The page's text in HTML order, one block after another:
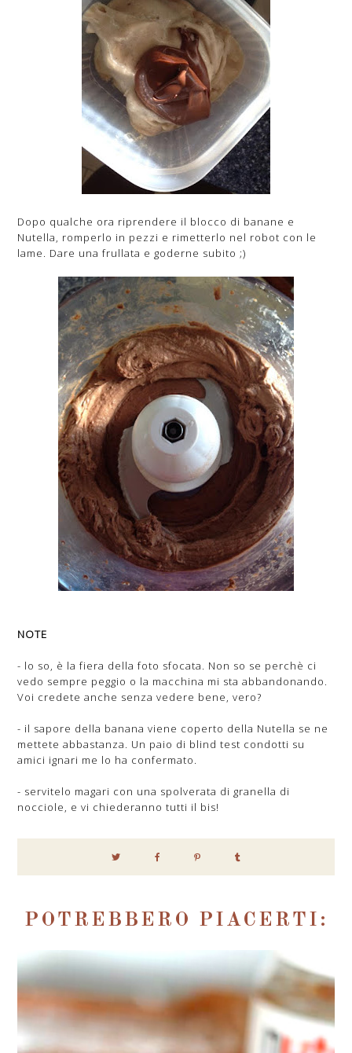
Dopo qualche ora riprendere il blocco di banane e
Nutella, romperlo in pezzi e rimetterlo nel robot con le
lame. Dare una frullata e goderne subito ;)
NOTE
- lo so, è la fiera della foto sfocata. Non so se perchè ci
vedo sempre peggio o la macchina mi sta abbandonando.
Voi credete anche senza vedere bene, vero?
- il sapore della banana viene coperto della Nutella se ne
mettete abbastanza. Un paio di blind test condotti su
amici ignari me lo ha confermato.
- servitelo magari con una spolverata di granella di
nocciole, e vi chiederanno tutti il bis!
POTREBBERO PIACERTI: